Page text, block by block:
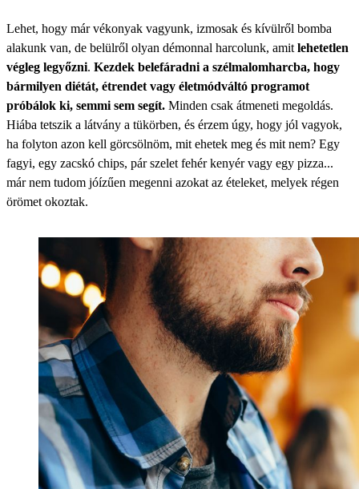
Lehet, hogy már vékonyak vagyunk, izmosak és kívülről bomba
alakunk van, de belülről olyan démonnal harcolunk, amit lehetetlen
végleg legyőzni. Kezdek belefáradni a szélmalomharcba, hogy
bármilyen diétát, étrendet vagy életmódváltó programot
próbálok ki, semmi sem segít. Minden csak átmeneti megoldás.
Hiába tetszik a látvány a tükörben, és érzem úgy, hogy jól vagyok,
ha folyton azon kell görcsölnöm, mit ehetek meg és mit nem? Egy
fagyi, egy zacskó chips, pár szelet fehér kenyér vagy egy pizza...
már nem tudom jóízűen megenni azokat az ételeket, melyek régen
örömet okoztak.